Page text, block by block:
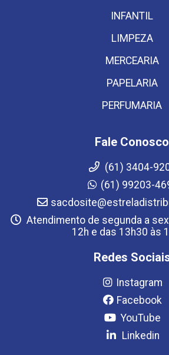
INFANTIL
LIMPEZA
MERCEARIA
PAPELARIA
PERFUMARIA
Fale Conosco
(61) 3404-
(61) 99203-
Atendimento de segunda a
12h e das 13h30 às
Redes
Instagram
Facebook
YouTube
Linkedin